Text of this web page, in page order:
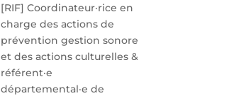
[RIF] Coordinateur·rice en
charge des actions de
prévention gestion sonore
et des actions culturelles &
référent·e
départemental·e de